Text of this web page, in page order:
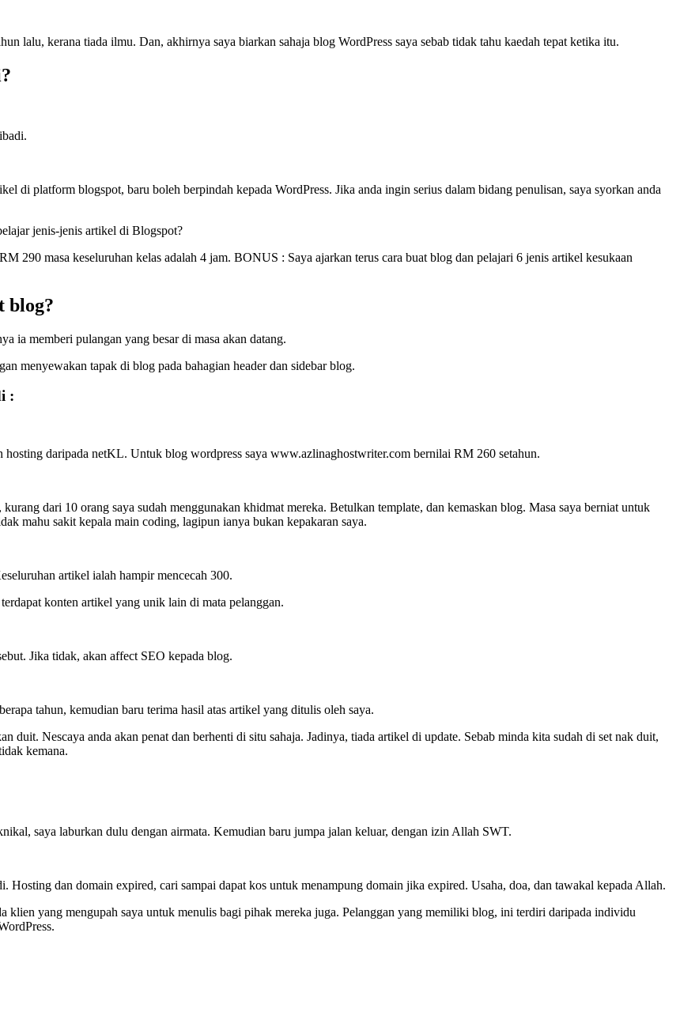
lalu, kerana tiada ilmu. Dan, akhirnya saya biarkan sahaja blog WordPress saya sebab tidak tahu kaedah tepat ketika itu.
di platform blogspot, baru boleh berpindah kepada WordPress. Jika anda ingin serius dalam bidang penulisan, saya syorkan anda
jenis-jenis artikel di Blogspot?
290 masa keseluruhan kelas adalah 4 jam. BONUS : Saya ajarkan terus cara buat blog dan pelajari 6 jenis artikel kesukaan
blog?
ia memberi pulangan yang besar di masa akan datang.
menyewakan tapak di blog pada bahagian header dan sidebar blog.
:
hosting daripada netKL. Untuk blog wordpress saya www.azlinaghostwriter.com bernilai RM 260 setahun.
dari 10 orang saya sudah menggunakan khidmat mereka. Betulkan template, dan kemaskan blog. Masa saya berniat untuk
mahu sakit kepala main coding, lagipun ianya bukan kepakaran saya.
artikel ialah hampir mencecah 300.
konten artikel yang unik lain di mata pelanggan.
Jika tidak, akan affect SEO kepada blog.
tahun, kemudian baru terima hasil atas artikel yang ditulis oleh saya.
duit. Nescaya anda akan penat dan berhenti di situ sahaja. Jadinya, tiada artikel di update. Sebab minda kita sudah di set nak duit,
kemana.
saya laburkan dulu dengan airmata. Kemudian baru jumpa jalan keluar, dengan izin Allah SWT.
Hosting dan domain expired, cari sampai dapat kos untuk menampung domain jika expired. Usaha, doa, dan tawakal kepada Allah.
klien yang mengupah saya untuk menulis bagi pihak mereka juga. Pelanggan yang memiliki blog, ini terdiri daripada individu